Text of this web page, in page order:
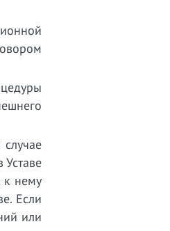
к нему
Если
или